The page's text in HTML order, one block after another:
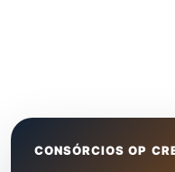
CONSÓRCIOS OP